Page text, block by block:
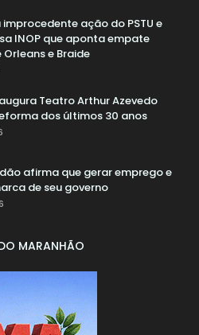
improcedente ação do PSTU e
INOP que aponta empate
e Braide
Teatro Arthur Azevedo
dos últimos 30 anos
afirma que gerar emprego e
de seu governo
MARANHÃO